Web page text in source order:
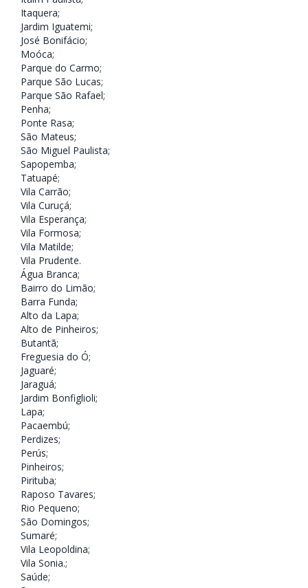
Itaquera;
Jardim Iguatemi;
José Bonifácio;
Moóca;
Parque do Carmo;
Parque São Lucas;
Parque São Rafael;
Penha;
Ponte Rasa;
São Mateus;
São Miguel Paulista;
Sapopemba;
Tatuapé;
Vila Carrão;
Vila Curuçá;
Vila Esperança;
Vila Formosa;
Vila Matilde;
Vila Prudente.
Água Branca;
Bairro do Limão;
Barra Funda;
Alto da Lapa;
Alto de Pinheiros;
Butantã;
Freguesia do Ó;
Jaguaré;
Jaraguá;
Jardim Bonfiglioli;
Lapa;
Pacaembú;
Perdizes;
Perús;
Pinheiros;
Pirituba;
Raposo Tavares;
Rio Pequeno;
São Domingos;
Sumaré;
Vila Leopoldina;
Vila Sonia.;
Saúde;